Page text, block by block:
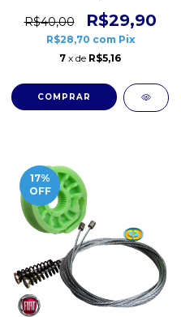
Scenic Megane Esquerda
5 unidades
R$40,00 R$29,90
R$28,70 com Pix
7 x de R$5,16
17%
OFF